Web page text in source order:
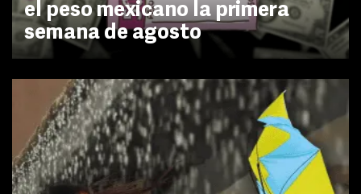
el peso mexicano la primera
semana de agosto